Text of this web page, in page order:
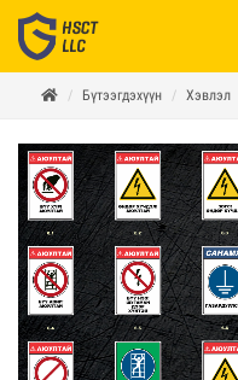
Бүтээгдэхүүн Хэвлэл